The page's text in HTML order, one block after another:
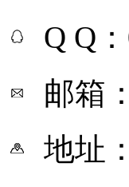
Q Q
邮箱
地址